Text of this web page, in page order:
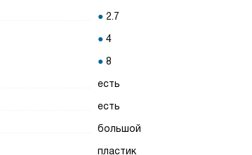
2.7
4
8
есть
есть
большой
пластик